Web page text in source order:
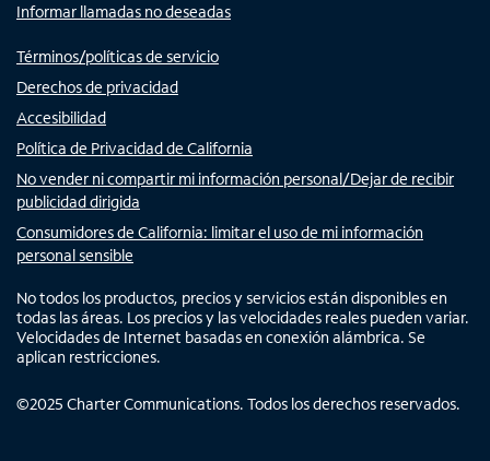
Informar llamadas no deseadas
Términos/políticas de servicio
Derechos de privacidad
Accesibilidad
Política de Privacidad de California
No vender ni compartir mi información personal/Dejar de recibir
publicidad dirigida
Consumidores de California: limitar el uso de mi información
personal sensible
No todos los productos, precios y servicios están disponibles en
todas las áreas. Los precios y las velocidades reales pueden variar.
Velocidades de Internet basadas en conexión alámbrica. Se
aplican restricciones.
©2025 Charter Communications. Todos los derechos reservados.